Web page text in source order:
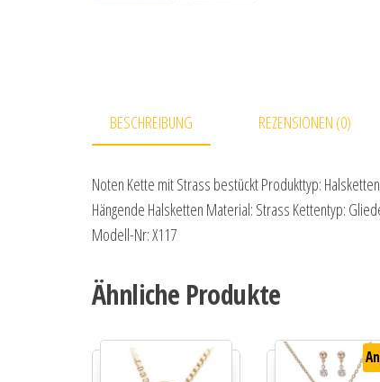
BESCHREIBUNG REZENSIONEN (0)
Noten Kette mit Strass bestückt Produkttyp:
Hängende Halsketten Material: Strass Kettentyp:
Modell-Nr: X117
Ähnliche Produkte